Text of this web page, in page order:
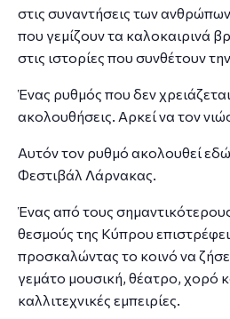
στις συναντήσεις των
που γεμίζουν τα καλοκαιρινά
στις ιστορίες που συνθέτουν
Ένας ρυθμός που δεν
ακολουθήσεις. Αρκεί να τον
Αυτόν τον ρυθμό ακολουθεί
Φεστιβάλ Λάρνακας.
Ένας από τους
θεσμούς της Κύπρου
προσκαλώντας το κοινό να
γεμάτο μουσική, θέατρο, χορό
καλλιτεχνικές εμπειρίες.